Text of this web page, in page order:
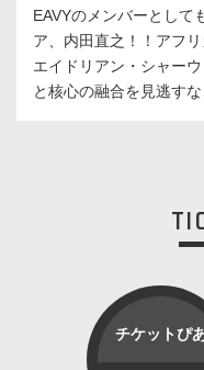
EAVYのメンバーとして
ア、内田直之！！アフ
エイドリアン・シャー
と核心の融合を見逃す
チケットぴ